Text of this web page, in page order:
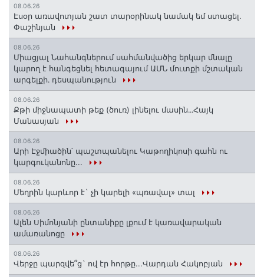
08.06.26
Էսօր առավոտյան շատ տարօրինակ նամակ եմ ստացել.
Փաշինյան
08.06.26
Միացյալ Նահանգներում սահմանվածից երկար մնալը
կարող է հանգեցնել հետագայում ԱՄՆ մուտքի մշտական
արգելքի․ դեսպանություն
08.06.26
Քթի միջնապատի թեք (ծուռ) լինելու մասին․․․Հայկ
Մանասյան
08.06.26
Արի Էջմիածին՝ պաշտպանելու Կաթողիկոսի գահն ու
կարգուկանոնը...
08.06.26
Մեղրին կարևոր է` չի կարելի «պռավալ» տալ
08.06.26
Ալեն Սիմոնյանի ընտանիքը լքում է կառավարական
ամառանոցը
08.06.26
Վերջը պարզվե՞ց` ով էր հորթը...Վարդան Հակոբյան